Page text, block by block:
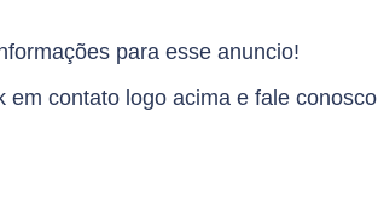
para esse anuncio!
em contato logo acima e fale